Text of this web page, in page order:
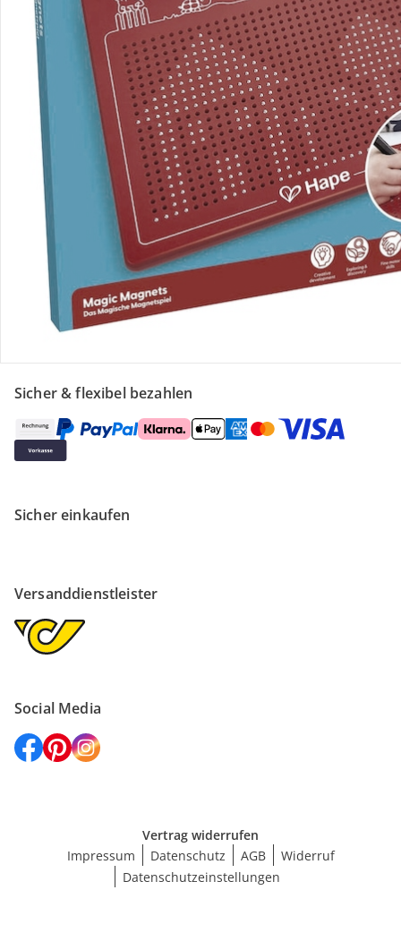
Retoure & Reklamation
Gutscheine & Aktionen
Kontakt & Service
Filialen & Beratung
Über uns
Sicher & flexibel bezahlen
Sicher einkaufen
Versanddienstleister
Social Media
Vertrag widerrufen
Impressum
Datenschutz AGB
Widerruf
Datenschutzeinstellungen